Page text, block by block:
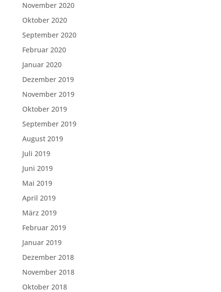
November 2020
Oktober 2020
September 2020
Februar 2020
Januar 2020
Dezember 2019
November 2019
Oktober 2019
September 2019
August 2019
Juli 2019
Juni 2019
Mai 2019
April 2019
März 2019
Februar 2019
Januar 2019
Dezember 2018
November 2018
Oktober 2018